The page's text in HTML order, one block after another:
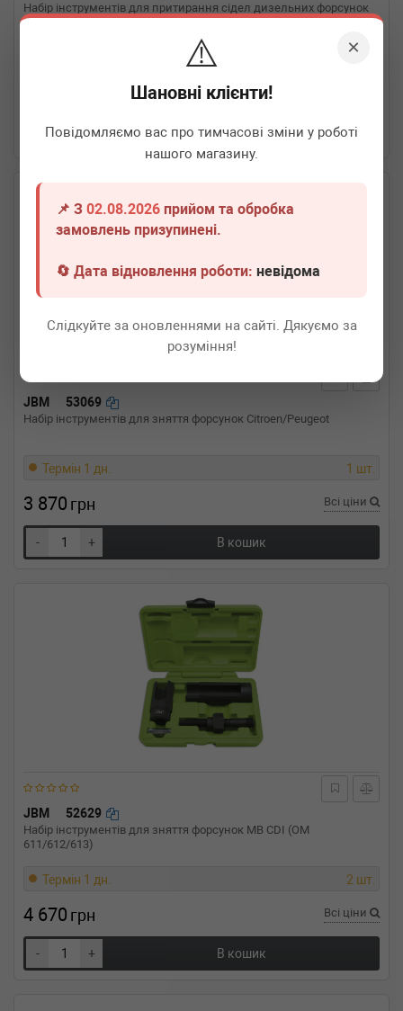
×
⚠️
Шановні клієнти!
Повідомляємо вас про тимчасові зміни у роботі
нашого магазину.
📌 З02.08.2026 прийом та обробка
замовлень призупинені.
🔄 Дата відновлення роботи:невідома
Слідкуйте за оновленнями на сайті. Дякуємо за
розуміння!
Набір інструментів для притирання сідел дизельних форсунок
(17 пердметів)
+ В кошик
JBM 53069
Набір інструментів для зняття форсунок Citroen/Peugeot
Термін 1 дн. 1 шт.
3 870 грн Всі ціни
- + В кошик
JBM 52629
Набір інструментів для зняття форсунок MB CDI (OM
611/612/613)
Термін 1 дн. 2 шт.
4 670 грн Всі ціни
- + В кошик